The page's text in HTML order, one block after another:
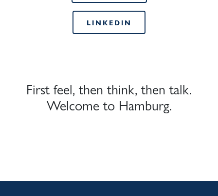
LINKEDIN
First feel, then think, then talk.
Welcome to Hamburg.